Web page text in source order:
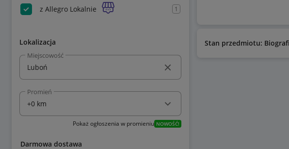
z Allegro Lokalnie 1
Lokalizacja
Miejscowość
Promień
Pokaż ogłoszenia w promieniu NOWOŚĆ!
Darmowa dostawa
Stan przedmiotu: